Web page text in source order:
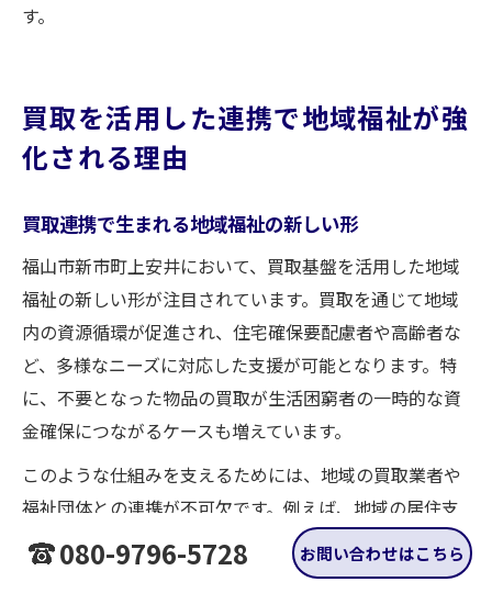
す。
買取を活用した連携で地域福祉が強
化される理由
買取連携で生まれる地域福祉の新しい形
福山市新市町上安井において、買取基盤を活用した地域
福祉の新しい形が注目されています。買取を通じて地域
内の資源循環が促進され、住宅確保要配慮者や高齢者な
ど、多様なニーズに対応した支援が可能となります。特
に、不要となった物品の買取が生活困窮者の一時的な資
金確保につながるケースも増えています。
このような仕組みを支えるためには、地域の買取業者や
福祉団体との連携が不可欠です。例えば、地域の居住支
援法人と協力し、住まいに困る方への資金援助や再利用
品の提供など、具体的なサポートが実現しています。地
080-9796-5728 お問い合わせはこちら